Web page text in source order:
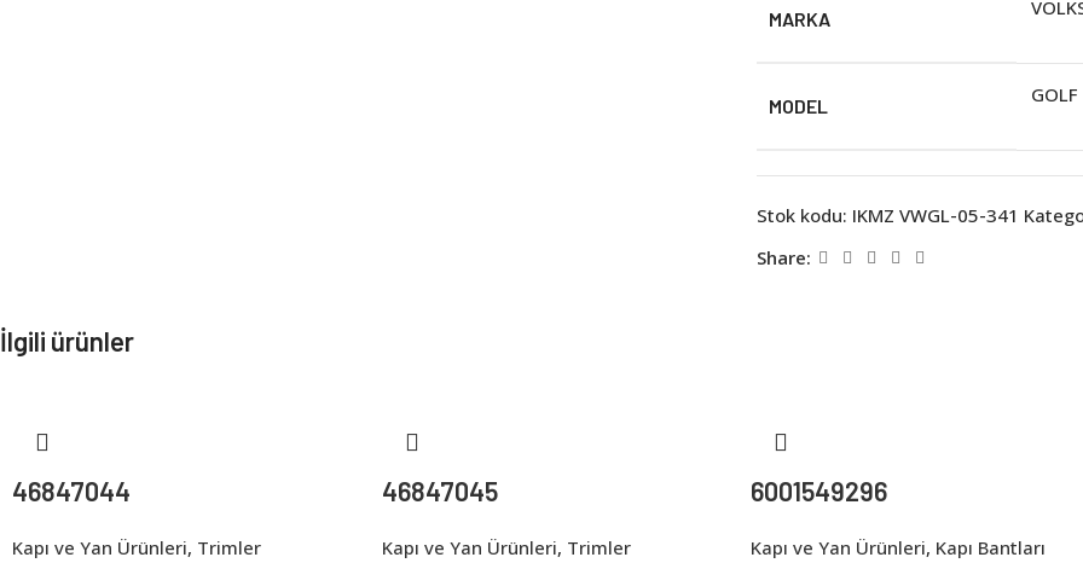
MARKA
MODEL GOLF
Stok kodu: IKMZ VWGL-05-341
Share:
İlgili ürünler
46847044
Kapı ve Yan Ürünleri, Trimler
46847045
Kapı ve Yan Ürünleri, Trimler
6001549296
Kapı ve Yan Ürünleri, Kapı Bantları